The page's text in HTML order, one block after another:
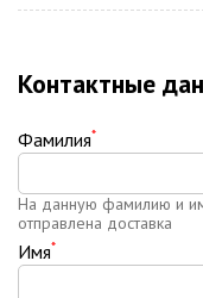
Контактные
Фамилия*
На данную фамилию и
отправлена доставка
Имя*